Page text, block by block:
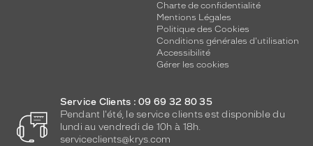
Charte de confidentialité
Mentions Légales
Politique des Cookies
Conditions générales d'utilisation
Accessibilité
Gérer les cookies
Service Clients : 09 69 32 80 35
Pendant l'été, le service clients est disponible du
lundi au vendredi de 10h à 18h.
serviceclients@krys.com